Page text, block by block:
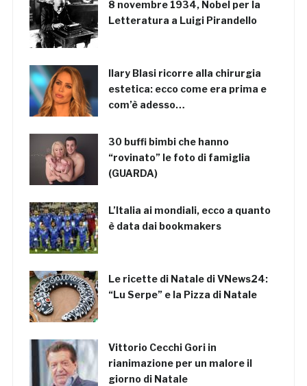
8 novembre 1934, Nobel per la
Letteratura a Luigi Pirandello
Ilary Blasi ricorre alla chirurgia
estetica: ecco come era prima e
com’è adesso…
30 buffi bimbi che hanno
“rovinato” le foto di famiglia
(GUARDA)
L’Italia ai mondiali, ecco a quanto
è data dai bookmakers
Le ricette di Natale di VNews24:
“Lu Serpe” e la Pizza di Natale
Vittorio Cecchi Gori in
rianimazione per un malore il
giorno di Natale